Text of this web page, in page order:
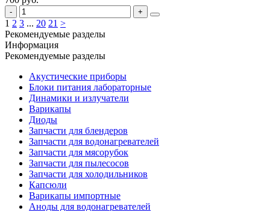
1 2 3 ... 20 21 >
Рекомендуемые разделы
Информация
Рекомендуемые разделы
Акустические приборы
Блоки питания лабораторные
Динамики и излучатели
Варикапы
Диоды
Запчасти для блендеров
Запчасти для водонагревателей
Запчасти для мясорубок
Запчасти для пылесосов
Запчасти для холодильников
Капсюли
Варикапы импортные
Аноды для водонагревателей